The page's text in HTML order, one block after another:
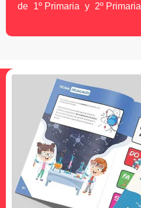
de 1º Primaria y 2º Primaria